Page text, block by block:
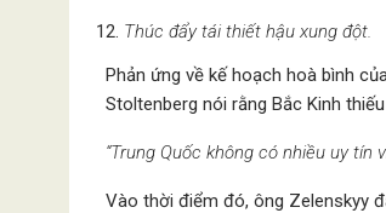
Thúc đẩy tái thiết hậu xung đột.
Phản ứng về kế hoạch hoà bình
Stoltenberg nói rằng Bắc Kinh
“Trung Quốc không có nhiều uy tín
Vào thời điểm đó, ông Zelenskyy